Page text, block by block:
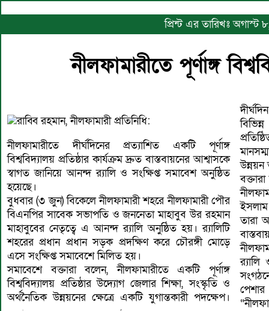
প্রিন্ট এর তারিখঃ
নীলফামারীতে পূর্ণাঙ্গ
রাব্বি রহমান, নীলফামারী প্রতিনিধি:
নীলফামারীতে দীর্ঘদিনের প্রত্যাশিত একটি পূর্ণাঙ্গ
বিশ্ববিদ্যালয় প্রতিষ্ঠার কার্যক্রম দ্রুত বাস্তবায়নের আশ্বাসকে
স্বাগত জানিয়ে আনন্দ র‌্যালি ও সংক্ষিপ্ত সমাবেশ অনুষ্ঠিত
হয়েছে।
বুধবার (৩ জুন) বিকেলে নীলফামারী শহরে নীলফামারী পৌর
বিএনপির সাবেক সভাপতি ও জননেতা মাহাবুব উর রহমান
মাহাবুবের নেতৃত্বে এ আনন্দ র‌্যালি অনুষ্ঠিত হয়। র‌্যালিটি
শহরের প্রধান প্রধান সড়ক প্রদক্ষিণ করে চৌরঙ্গী মোড়ে
এসে সংক্ষিপ্ত সমাবেশে মিলিত হয়।
সমাবেশে বক্তারা বলেন, নীলফামারীতে একটি পূর্ণাঙ্গ
বিশ্ববিদ্যালয় প্রতিষ্ঠার উদ্যোগ জেলার শিক্ষা, সংস্কৃতি ও
অর্থনৈতিক উন্নয়নের ক্ষেত্রে একটি যুগান্তকারী পদক্ষেপ।
উন্নয়ন
তারা